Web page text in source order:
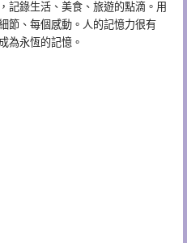
記錄生活、美食、旅遊的點滴。用
節、每個感動。人的記憶力很有
為永恆的記憶。